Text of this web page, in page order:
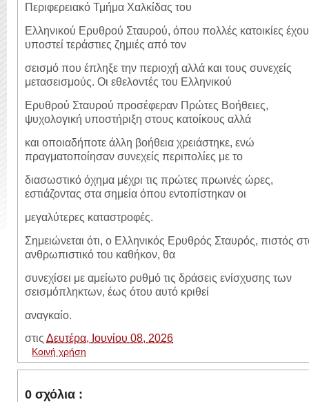
Περιφερειακό Τμήμα Χαλκίδας του
Ελληνικού Ερυθρού Σταυρού, όπου πολλές κατοικίες
υποστεί τεράστιες ζημιές από τον
σεισμό που έπληξε την περιοχή αλλά και τους συνεχείς
μετασεισμούς. Οι εθελοντές του Ελληνικού
Ερυθρού Σταυρού προσέφεραν Πρώτες Βοήθειες,
ψυχολογική υποστήριξη στους κατοίκους αλλά
και οποιαδήποτε άλλη βοήθεια χρειάστηκε, ενώ
πραγματοποίησαν συνεχείς περιπολίες με το
διασωστικό όχημα μέχρι τις πρώτες πρωινές ώρες,
εστιάζοντας στα σημεία όπου εντοπίστηκαν οι
μεγαλύτερες καταστροφές.
Σημειώνεται ότι, ο Ελληνικός Ερυθρός Σταυρός, πιστός
ανθρωπιστικό του καθήκον, θα
συνεχίσει με αμείωτο ρυθμό τις δράσεις ενίσχυσης των
σεισμόπληκτων, έως ότου αυτό κριθεί
αναγκαίο.
στις Δευτέρα, Ιουνίου 08, 2026
Κοινή χρήση
0 σχόλια :